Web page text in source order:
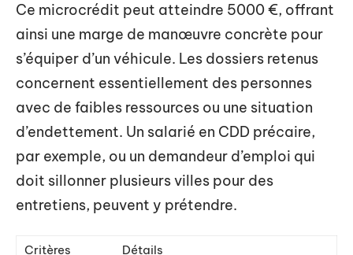
Ce microcrédit peut atteindre 5000 €, offrant
ainsi une marge de manœuvre concrète pour
s’équiper d’un véhicule. Les dossiers retenus
concernent essentiellement des personnes
avec de faibles ressources ou une situation
d’endettement. Un salarié en CDD précaire,
par exemple, ou un demandeur d’emploi qui
doit sillonner plusieurs villes pour des
entretiens, peuvent y prétendre.
Critères
Détails